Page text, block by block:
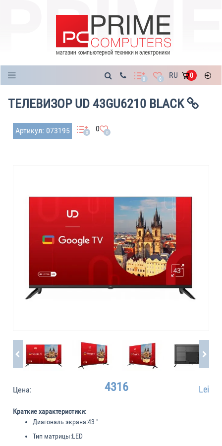
0 0 RU 0
ТЕЛЕВИЗОР UD 43GU6210 BLACK
Артикул: 073195 0 0 0
Цена: 4316 Lei
Краткие характеристики:
Диагональ экрана:43 "
Тип матрицы:LED